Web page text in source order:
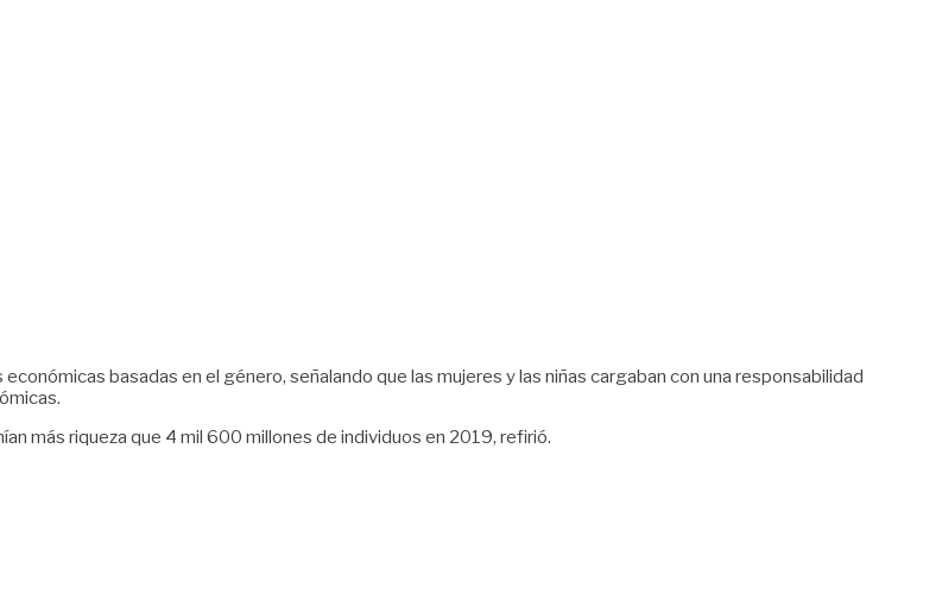
basadas en el género, señalando que las mujeres y las niñas cargaban con una responsabilidad
más riqueza que 4 mil 600 millones de individuos en 2019, refirió.